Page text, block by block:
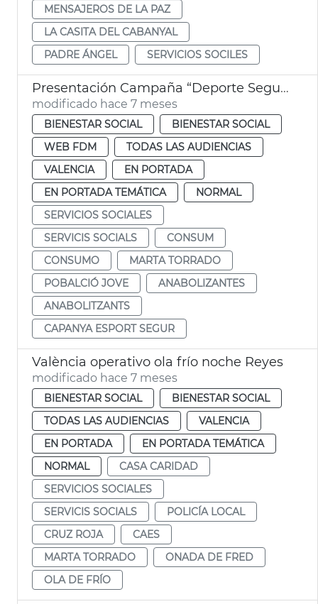
MENSAJEROS DE LA PAZ
LA CASITA DEL CABANYAL
PADRE ÁNGEL
SERVICIOS SOCILES
Presentación Campaña “Deporte Seguro” *sensibilitazació anabolizantes
modificado hace 7 meses
BIENESTAR SOCIAL
BIENESTAR SOCIAL
WEB FDM
TODAS LAS AUDIENCIAS
VALENCIA
EN PORTADA
EN PORTADA TEMÁTICA
NORMAL
SERVICIOS SOCIALES
SERVICIS SOCIALS
CONSUM
CONSUMO
MARTA TORRADO
POBALCIÓ JOVE
ANABOLIZANTES
ANABOLITZANTS
CAPANYA ESPORT SEGUR
València operativo ola frío noche Reyes
modificado hace 7 meses
BIENESTAR SOCIAL
BIENESTAR SOCIAL
TODAS LAS AUDIENCIAS
VALENCIA
EN PORTADA
EN PORTADA TEMÁTICA
NORMAL
CASA CARIDAD
SERVICIOS SOCIALES
SERVICIS SOCIALS
POLICÍA LOCAL
CRUZ ROJA
CAES
MARTA TORRADO
ONADA DE FRED
OLA DE FRÍO